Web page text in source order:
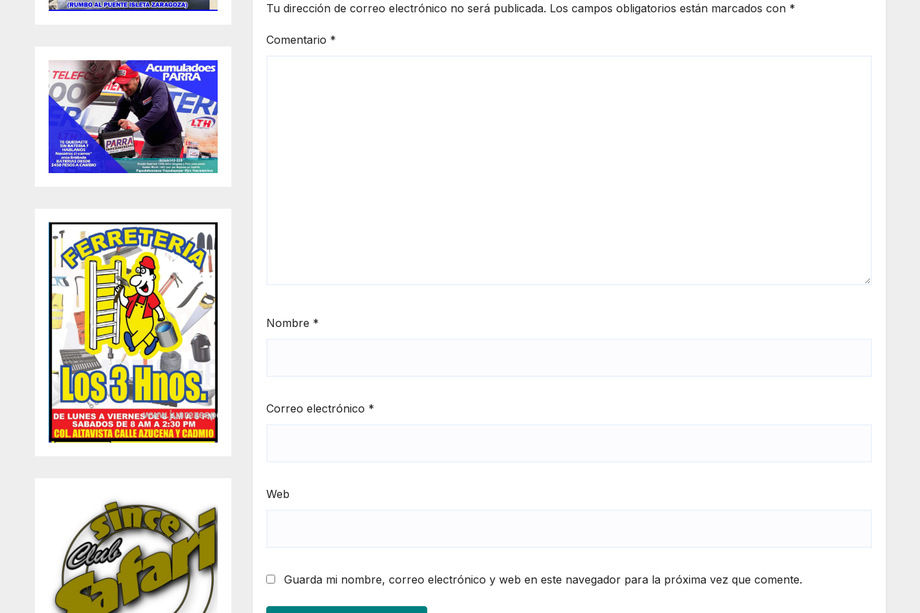
Tu dirección de correo electrónico no será publicada. Los campos obligatorios están marcados con *
Comentario *
Nombre *
Correo electrónico *
Web
Guarda mi nombre, correo electrónico y web en este navegador para la próxima vez que comente.